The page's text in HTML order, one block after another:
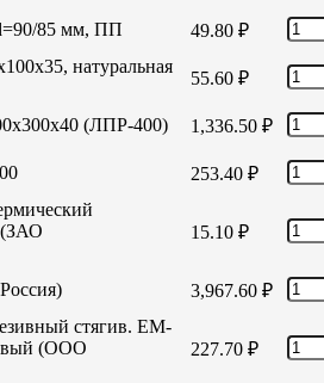
85 мм, ПП 49.80 ₽
натуральная
55.60 ₽
(ЛПР-400) 1,336.50 ₽
253.40 ₽
(ЗАО
15.10 ₽
3,967.60 ₽
стягив. EM-
(ООО
227.70 ₽